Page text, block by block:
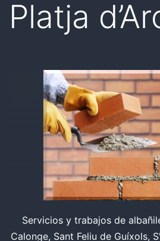
Platja
Servicios y trabajos de
Calonge, Sant Feliu de Guíxols,